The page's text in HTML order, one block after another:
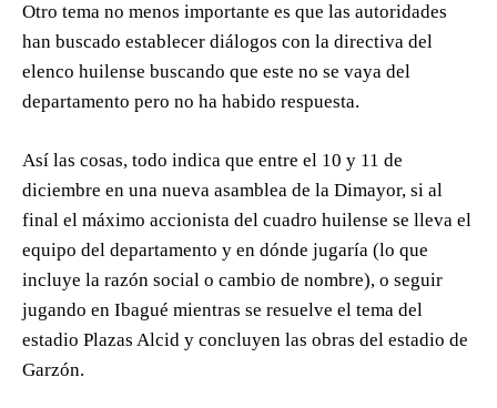
Otro tema no menos importante es que las autoridades
han buscado establecer diálogos con la directiva del
elenco huilense buscando que este no se vaya del
departamento pero no ha habido respuesta.
Así las cosas, todo indica que entre el 10 y 11 de
diciembre en una nueva asamblea de la Dimayor, si al
final el máximo accionista del cuadro huilense se lleva el
equipo del departamento y en dónde jugaría (lo que
incluye la razón social o cambio de nombre), o seguir
jugando en Ibagué mientras se resuelve el tema del
estadio Plazas Alcid y concluyen las obras del estadio de
Garzón.